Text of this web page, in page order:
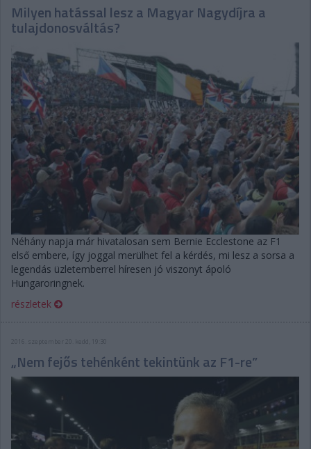
Milyen hatással lesz a Magyar Nagydíjra a
tulajdonosváltás?
Néhány napja már hivatalosan sem Bernie Ecclestone az F1
első embere, így joggal merülhet fel a kérdés, mi lesz a sorsa a
legendás üzletemberrel híresen jó viszonyt ápoló
Hungaroringnek.
részletek
2016. szeptember 20. kedd, 19:30
„Nem fejős tehénként tekintünk az F1-re”